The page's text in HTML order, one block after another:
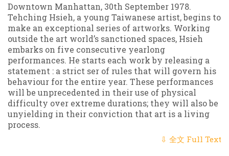
Downtown Manhattan, 30th September 1978.
Tehching Hsieh, a young Taiwanese artist, begins to
make an exceptional series of artworks. Working
outside the art world’s sanctioned spaces, Hsieh
embarks on five consecutive yearlong
performances. He starts each work by releasing a
statement : a strict ser of rules that will govern his
behaviour for the entire year. These performances
will be unprecedented in their use of physical
difficulty over extreme durations; they will also be
unyielding in their conviction that art is a living
process.
⇩ 全文 Full Text